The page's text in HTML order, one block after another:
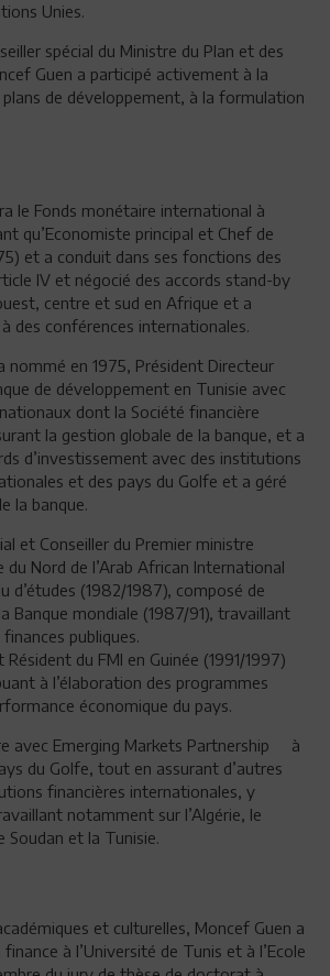
Unies.
spécial du Ministre du Plan et des
Guen a participé activement à la
de développement, à la formulation
le Fonds monétaire international à
qu’Economiste principal et Chef de
et a conduit dans ses fonctions des
IV et négocié des accords stand-by
centre et sud en Afrique et a
des conférences internationales.
nommé en 1975, Président Directeur
de développement en Tunisie avec
dont la Société financière
la gestion globale de la banque, et a
d’investissement avec des institutions
et des pays du Golfe et a géré
la banque.
et Conseiller du Premier ministre
du Nord de l’Arab African International
d’études (1982/1987), composé de
Banque mondiale (1987/91), travaillant
publiques.
du FMI en Guinée (1991/1997)
à l’élaboration des programmes
économique du pays.
avec Emerging Markets Partnership à
du Golfe, tout en assurant d’autres
financières internationales, y
notamment sur l’Algérie, le
Soudan et la Tunisie.
et culturelles, Moncef Guen a
à l’Université de Tunis et à l’Ecole